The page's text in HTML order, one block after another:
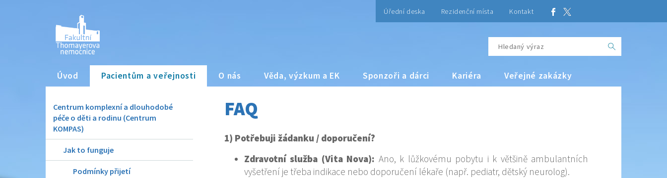
Úřední deska Rezidenční místa Kontakt
Úvod Pacientům a veřejnosti O nás Věda, výzkum a EK Sponzoři a dárci Kariéra Veřejné zakázky
Centrum komplexní a dlouhodobé
péče o děti a rodinu (Centrum
KOMPAS)
Jak to funguje
Podmínky přijetí
FAQ
1) Potřebuji žádanku / doporučení?
Zdravotní služba (Vita Nova): Ano, k lůžkovému pobytu i k většině ambulantních
vyšetření je třeba indikace nebo doporučení lékaře (např. pediatr, dětský neurolog).